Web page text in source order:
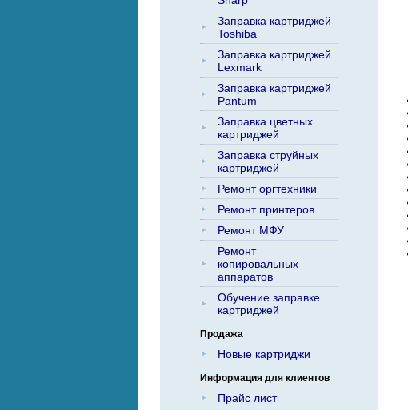
Заправка картриджей
Toshiba
Заправка картриджей
Lexmark
Заправка картриджей
Pantum
Заправка цветных
картриджей
Заправка струйных
картриджей
Ремонт оргтехники
Ремонт принтеров
Ремонт МФУ
Ремонт
копировальных
аппаратов
Обучение заправке
картриджей
Продажа
Новые картриджи
Информация для клиентов
Прайс лист